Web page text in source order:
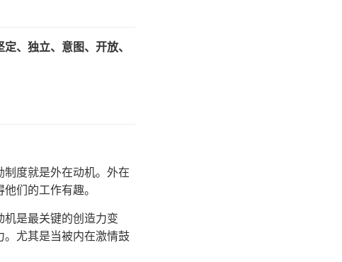
、独立、意图、开放、
度就是外在动机。外在
们的工作有趣。
是最关键的创造力变
。尤其是当被内在激情鼓